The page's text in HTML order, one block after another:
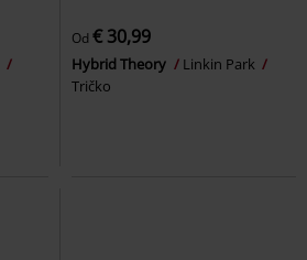
Od € 30,99
Hybrid Theory
Linkin Park
Tričko